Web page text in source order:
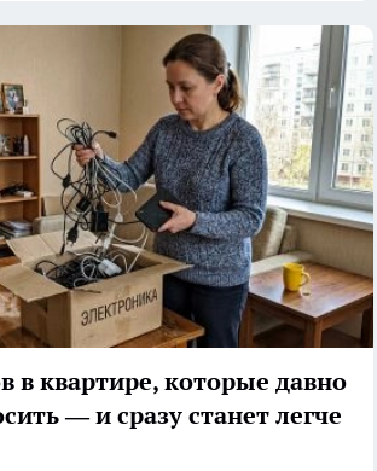
в квартире, которые давно
— и сразу станет легче